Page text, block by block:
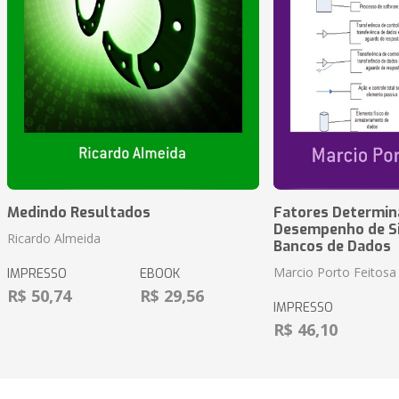
Medindo Resultados
Ricardo Almeida
IMPRESSO
R$ 50,74
EBOOK
R$ 29,56
Fatores
Desempenho de
Bancos de Dados
Marcio Porto Feitosa
IMPRESSO
R$ 46,10